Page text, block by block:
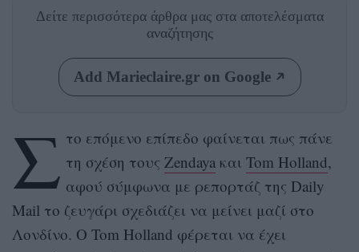
Δείτε περισσότερα άρθρα μας στα αποτελέσματα
αναζήτησης
Add Marieclaire.gr on Google
Σ το επόμενο επίπεδο φαίνεται πως πάνε
τη σχέση τους Zendaya και Tom Holland,
αφού σύμφωνα με ρεπορτάζ της Daily
Mail το ζευγάρι σχεδιάζει να μείνει μαζί στο
Λονδίνο. O Tom Holland φέρεται να έχει